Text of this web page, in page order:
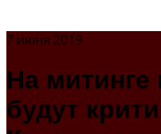
7 июня 2019
На
будут